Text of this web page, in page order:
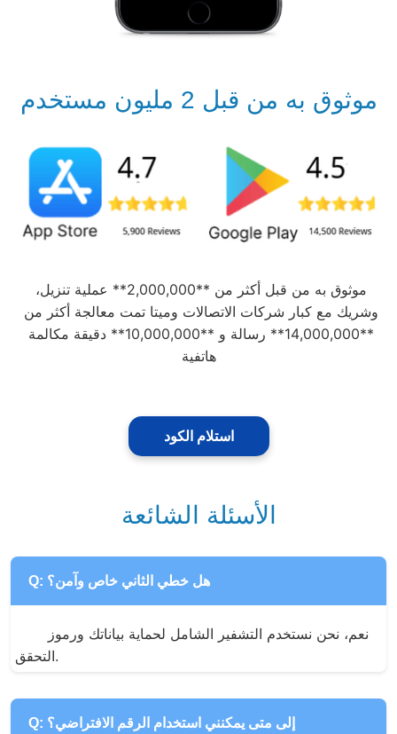
موثوق به من قبل 2 مليون مستخدم
هاتفية
استلام الكود
الأسئلة الشائعة
Q: هل خطي الثاني خاص وآمن؟
التحقق.
Q: إلى متى يمكنني استخدام الرقم الافتراضي؟